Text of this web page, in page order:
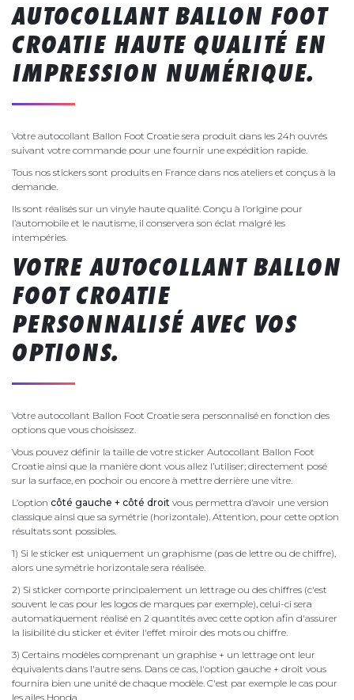
AUTOCOLLANT BALLON FOOT
CROATIE HAUTE QUALITÉ EN
IMPRESSION NUMÉRIQUE.
Votre autocollant Ballon Foot Croatie sera produit dans les 24h ouvrés
suivant votre commande pour une fournir une expédition rapide.
Tous nos stickers sont produits en France dans nos ateliers et conçus à la
demande.
Ils sont réalisés sur un vinyle haute qualité. Conçu à l’origine pour
l’automobile et le nautisme, il conservera son éclat malgré les
intempéries.
VOTRE AUTOCOLLANT BALLON
FOOT CROATIE
PERSONNALISÉ AVEC VOS
OPTIONS.
Votre autocollant Ballon Foot Croatie sera personnalisé en fonction des
options que vous choisissez.
Vous pouvez définir la taille de votre sticker Autocollant Ballon Foot
Croatie ainsi que la manière dont vous allez l’utiliser; directement posé
sur la surface, en pochoir ou encore à mettre derrière une vitre.
L’option côté gauche + côté droit vous permettra d’avoir une version
classique ainsi que sa symétrie (horizontale). Attention, pour cette option
résultats sont possibles.
1) Si le sticker est uniquement un graphisme (pas de lettre ou de chiffre),
alors une symétrie horizontale sera réalisée.
2) Si sticker comporte principalement un lettrage ou des chiffres (c'est
souvent le cas pour les logos de marques par exemple), celui-ci sera
automatiquement réalisé en 2 quantités avec cette option afin d'assurer
la lisibilité du sticker et éviter l'effet miroir des mots ou chiffre.
3) Certains modèles comprenant un graphise + un lettrage ont leur
équivalents dans l'autre sens. Dans ce cas, l'option gauche + droit vous
fournira bien une unité de chaque modèle. C'est par exemple le cas pour
les ailes Honda.